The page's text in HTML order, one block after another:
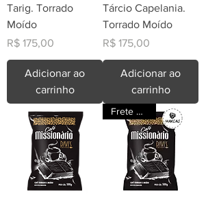
Tarig. Torrado
Moído
Preço
R$ 175,00
Adicionar ao
carrinho
Tárcio Capelania.
Torrado Moído
Preço
R$ 175,00
Adicionar ao
carrinho
Frete Grátis